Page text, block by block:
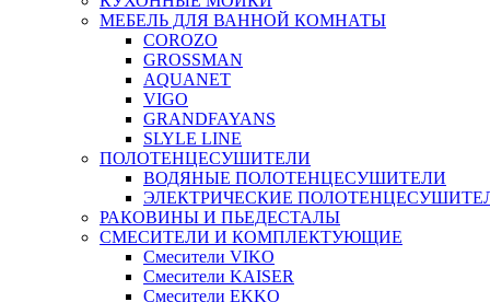
МЕБЕЛЬ ДЛЯ ВАННОЙ КОМНАТЫ
COROZO
GROSSMAN
AQUANET
VIGO
GRANDFAYANS
SLYLE LINE
ПОЛОТЕНЦЕСУШИТЕЛИ
ВОДЯНЫЕ ПОЛОТЕНЦЕСУШИТЕЛИ
ЭЛЕКТРИЧЕСКИЕ
РАКОВИНЫ И ПЬЕДЕСТАЛЫ
СМЕСИТЕЛИ И КОМПЛЕКТУЮЩИЕ
Смесители VIKO
Смесители KAISER
Смесители EKKO